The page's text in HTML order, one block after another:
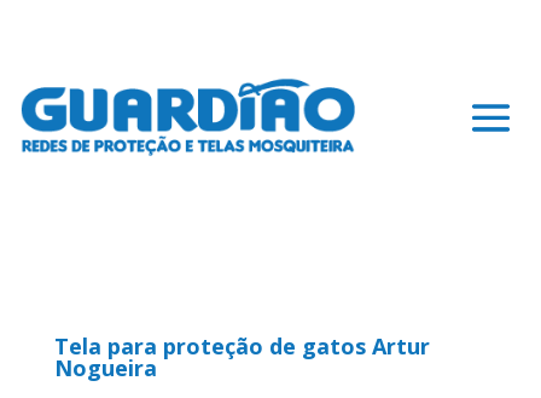
Tela para proteção de gatos Artur
Nogueira